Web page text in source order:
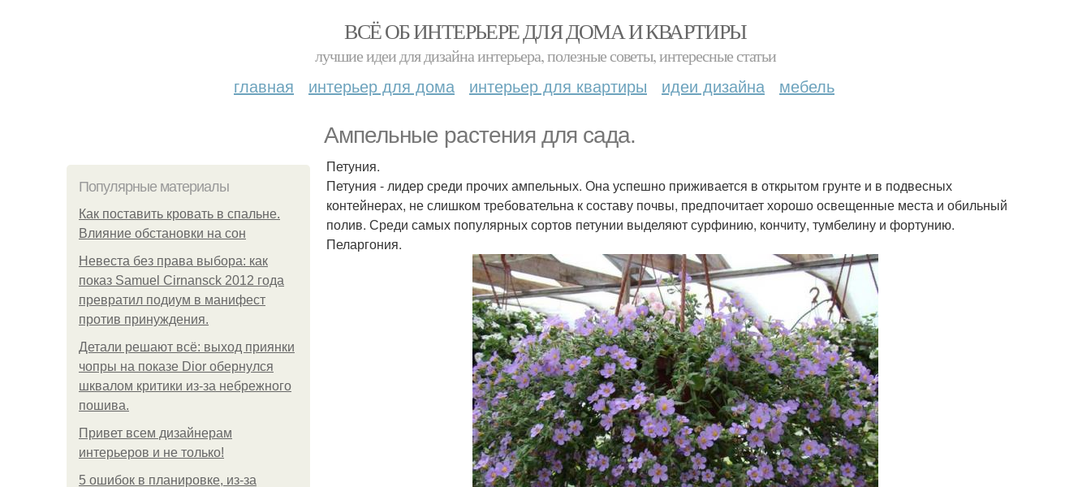
ВСЁ ОБ ИНТЕРЬЕРЕ ДЛЯ ДОМА И КВАРТИРЫ
лучшие идеи для дизайна интерьера, полезные советы, интересные статьи
главная интерьер для дома интерьер для квартиры идеи дизайна мебель
Ампельные растения для сада.
Популярные материалы
Как поставить кровать в спальне.
Влияние обстановки на сон
Невеста без права выбора: как
показ Samuel Cirnansck 2012 года
превратил подиум в манифест
против принуждения.
Детали решают всё: выход приянки
чопры на показе Dior обернулся
шквалом критики из-за небрежного
пошива.
Привет всем дизайнерам
интерьеров и не только!
5 ошибок в планировке, из-за
Петуния.
Петуния - лидер среди прочих ампельных. Она успешно приживается в открытом грунте и в подвесных
контейнерах, не слишком требовательна к составу почвы, предпочитает хорошо освещенные места и обильный
полив. Среди самых популярных сортов петунии выделяют сурфинию, кончиту, тумбелину и фортунию.
Пеларгония.